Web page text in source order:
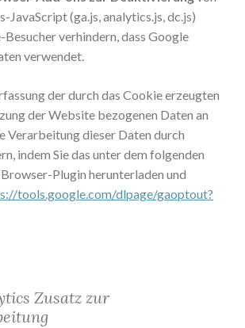
JavaScript (ga.js, analytics.js, dc.js)
verhindern, dass Google
verwendet.
der durch das Cookie erzeugten
der Website bezogenen Daten an
Verarbeitung dieser Daten durch
indem Sie das unter dem folgenden
Plugin herunterladen und
tools.google.com/dlpage/gaoptout?
Zusatz zur